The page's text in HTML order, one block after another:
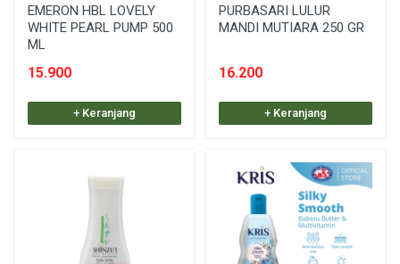
EMERON HBL LOVELY
WHITE PEARL PUMP 500
ML
15.900
+ Keranjang
PURBASARI LULUR
MANDI MUTIARA 250 GR
16.200
+ Keranjang